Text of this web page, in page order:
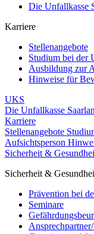
Die Unfallkasse
Karriere
Stellenangebote
Studium bei der
Ausbildung zur
Hinweise für
UKS
Die Unfallkasse
Karriere
Stellenangebote
Aufsichtsperson
Sicherheit &
Sicherheit &
Prävention bei
Seminare